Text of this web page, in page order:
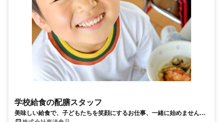
学校給食の配膳スタッフ
美味しい給食で、子どもたちを笑顔にするお仕事、一緒に始めません